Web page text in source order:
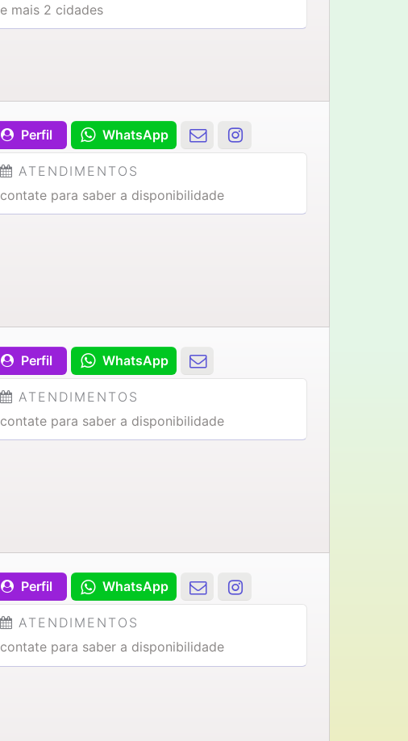
e mais 2 cidades
Perfil WhatsApp
ATENDIMENTOS
contate para saber a disponibilidade
Perfil WhatsApp
ATENDIMENTOS
contate para saber a disponibilidade
Perfil WhatsApp
ATENDIMENTOS
contate para saber a disponibilidade